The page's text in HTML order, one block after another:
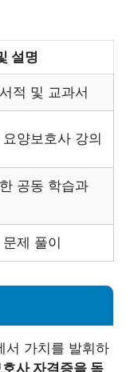
설명
적 및 교과서
양보호사 강의
공동 학습과
제 풀이
서 가치를 발휘하
사 자격증을 독